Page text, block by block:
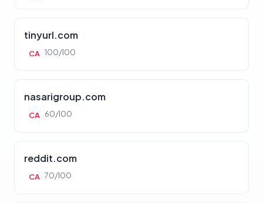
tinyurl.com
CA 100/100
nasarigroup.com
CA 60/100
reddit.com
CA 70/100